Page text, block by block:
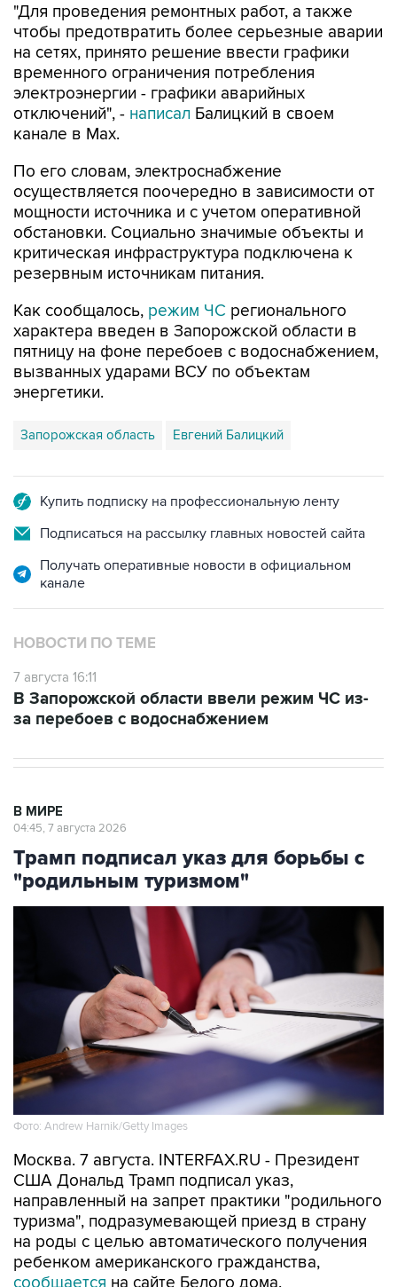
"Для проведения ремонтных работ, а также
чтобы предотвратить более серьезные аварии
на сетях, принято решение ввести графики
временного ограничения потребления
электроэнергии - графики аварийных
отключений", - написал Балицкий в своем
канале в Max.
По его словам, электроснабжение
осуществляется поочередно в зависимости от
мощности источника и с учетом оперативной
обстановки. Социально значимые объекты и
критическая инфраструктура подключена к
резервным источникам питания.
Как сообщалось, режим ЧС регионального
характера введен в Запорожской области в
пятницу на фоне перебоев с водоснабжением,
вызванных ударами ВСУ по объектам
энергетики.
Запорожская область Евгений Балицкий
Купить подписку на профессиональную ленту
Подписаться на рассылку главных новостей сайта
Получать оперативные новости в официальном
канале
НОВОСТИ ПО ТЕМЕ
7 августа 16:11
В Запорожской области ввели режим ЧС из-
за перебоев с водоснабжением
В МИРЕ
04:45, 7 августа 2026
Трамп подписал указ для борьбы с
"родильным туризмом"
Фото: Andrew Harnik/Getty Images
Москва. 7 августа. INTERFAX.RU - Президент
США Дональд Трамп подписал указ,
направленный на запрет практики "родильного
туризма", подразумевающей приезд в страну
на роды с целью автоматического получения
ребенком американского гражданства,
сообщается на сайте Белого дома.